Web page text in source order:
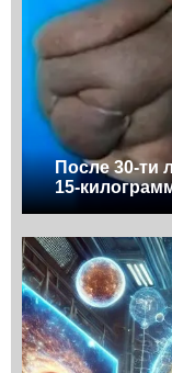
После 30-ти
15-